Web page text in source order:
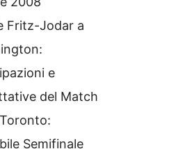
Fritz-Jodar a
e
del Match
Semifinale